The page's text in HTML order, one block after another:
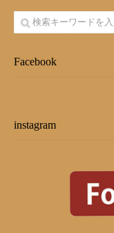
Facebook
instagram